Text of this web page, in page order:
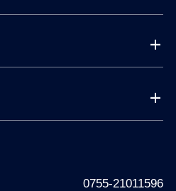
0755-21011596